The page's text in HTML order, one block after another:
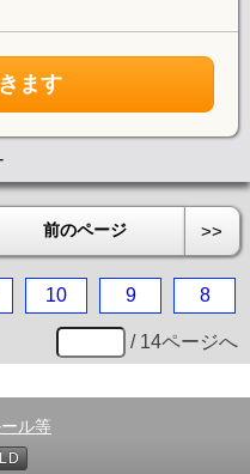
ます
前のページ >>
10 9 8
/ 14ページへ
ル等